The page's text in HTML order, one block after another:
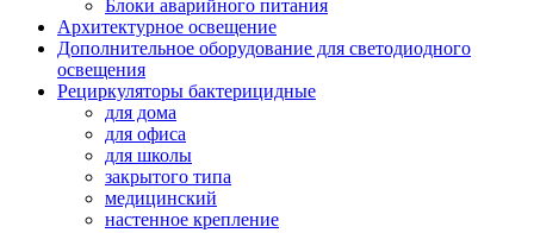
Блоки аварийного питания
Архитектурное освещение
Дополнительное оборудование для светодиодного
освещения
Рециркуляторы бактерицидные
для дома
для офиса
для школы
закрытого типа
медицинский
настенное крепление